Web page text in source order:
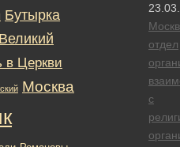
отдел
с
Бутырка
Великий
в Церкви
Москва